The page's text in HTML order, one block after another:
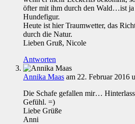
öfter mit ihm durch den Wald…ist
Hundefigur.
Heute ist hier Traumwetter, das
durch die Natur.
Lieben Gruß, Nicole
Antworten
Annika Maas am 22. Februar 2016
Die Schafe gefallen mir…
Gefühl. =)
Liebe Grüße
Anni